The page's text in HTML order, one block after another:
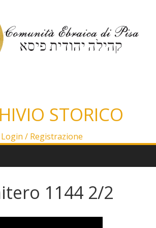
STORICO
Login / Registrazione
1144 2/2